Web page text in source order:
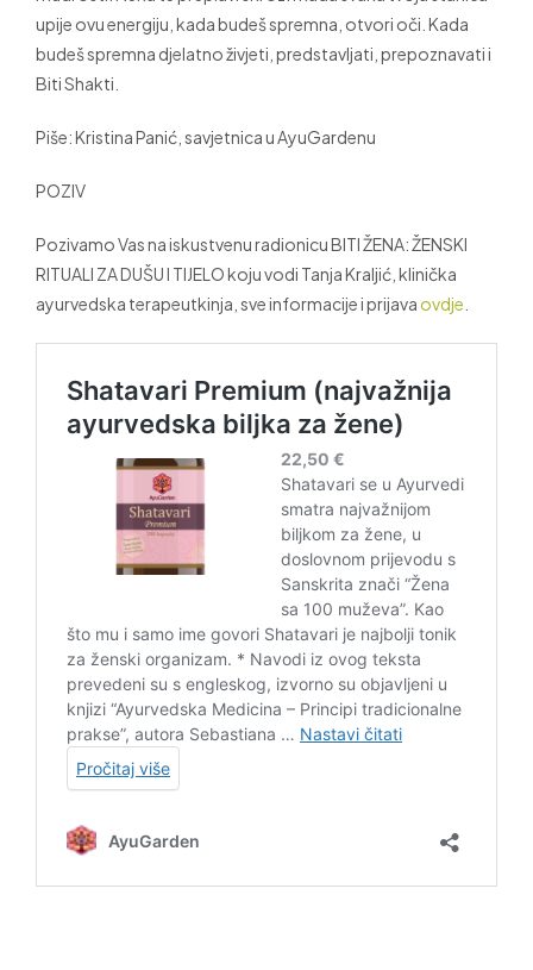
upije ovu energiju, kada budeš spremna, otvori oči. Kada
budeš spremna djelatno živjeti, predstavljati, prepoznavati i
Biti Shakti.
Piše: Kristina Panić, savjetnica u AyuGardenu
POZIV
Pozivamo Vas na iskustvenu radionicu BITI ŽENA: ŽENSKI
RITUALI ZA DUŠU I TIJELO koju vodi Tanja Kraljić, klinička
ayurvedska terapeutkinja, sve informacije i prijava ovdje